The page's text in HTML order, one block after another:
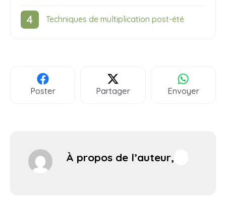
Techniques de multiplication post-été
Poster Partager Envoyer
À propos de l’auteur,